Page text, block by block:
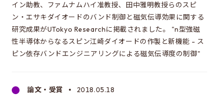
イン助教、ファムナムハイ准教授、田中雅明教授らのスピ
ン・エサキダイオードのバンド制御と磁気伝導効果に関する
研究成果がUTokyo Researchに掲載されました。 "n型強磁
性半導体からなるスピン江崎ダイオードの作製と新機能 - ス
ピン依存バンドエンジニアリングによる磁気伝導度の制御"
論文・受賞
2018.05.18